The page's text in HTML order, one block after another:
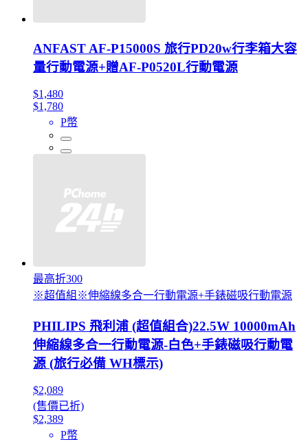
ANFAST AF-P15000S 旅行PD20w行李箱大容
量行動電源+贈AF-P0520L行動電源
$1,480
$1,780
P幣
最高折300
※超值組※伸縮線多合一行動電源+手錶磁吸行動電源
PHILIPS 飛利浦 (超值組合)22.5W 10000mAh
伸縮線多合一行動電源-白色+手錶磁吸行動電
源 (旅行必備 WH標示)
$2,089
(售價已折)
$2,389
P幣